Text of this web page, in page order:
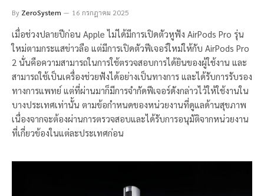
By ZeroSystem 16 กรกฎาคม 2025
เมื่อช่วงปลายปีก่อน Apple ไม่ได้มีการเปิดตัวหูฟัง AirPods Pro รุ่น
ใหม่ตามกระแสข่าวลือ แต่มีการเปิดตัวฟีเจอร์ใหม่ให้กับ AirPods Pro
2 นั่นคือความสามารถในการใช้ตรวจสอบการได้ยินของผู้ใช้งาน และ
สามารถใช้เป็นเครื่องช่วยฟังได้อย่างเป็นทางการ และได้รับการรับรอง
ทางการแพทย์ แต่ที่ผ่านมาก็มีการจำกัดฟีเจอร์ดังกล่าวไว้ให้ใช้งานใน
บางประเทศเท่านั้น ตามข้อกำหนดของหน่วยงานที่ดูแลด้านสุขภาพ​
เนื่องจากจะต้องผ่านการตรวจสอบและได้รับการอนุมัติจากหน่วยงาน
ที่เกี่ยวข้องในแต่ละประเทศก่อน